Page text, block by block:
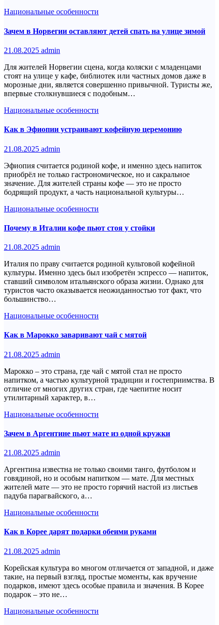
Национальные особенности
Зачем в Норвегии оставляют детей спать на улице зимой
21.08.2025 admin
Для жителей Норвегии сцена, когда коляски с младенцами
стоят на улице у кафе, библиотек или частных домов даже в
морозные дни, является совершенно привычной. Туристы же,
впервые столкнувшиеся с подобным…
Национальные особенности
Как в Эфиопии устраивают кофейную церемонию
21.08.2025 admin
Эфиопия считается родиной кофе, и именно здесь напиток
приобрёл не только гастрономическое, но и сакральное
значение. Для жителей страны кофе — это не просто
бодрящий продукт, а часть национальной культуры…
Национальные особенности
Почему в Италии кофе пьют стоя у стойки
21.08.2025 admin
Италия по праву считается родиной культовой кофейной
культуры. Именно здесь был изобретён эспрессо — напиток,
ставший символом итальянского образа жизни. Однако для
туристов часто оказывается неожиданностью тот факт, что
большинство…
Национальные особенности
Как в Марокко заваривают чай с мятой
21.08.2025 admin
Марокко – это страна, где чай с мятой стал не просто
напитком, а частью культурной традиции и гостеприимства. В
отличие от многих других стран, где чаепитие носит
утилитарный характер, в…
Национальные особенности
Зачем в Аргентине пьют мате из одной кружки
21.08.2025 admin
Аргентина известна не только своими танго, футболом и
говядиной, но и особым напитком — мате. Для местных
жителей мате — это не просто горячий настой из листьев
падуба парагвайского, а…
Национальные особенности
Как в Корее дарят подарки обеими руками
21.08.2025 admin
Корейская культура во многом отличается от западной, и даже
такие, на первый взгляд, простые моменты, как вручение
подарков, имеют здесь особые правила и значения. В Корее
подарок – это не…
Национальные особенности